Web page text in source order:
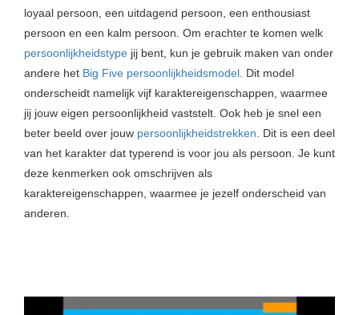
loyaal persoon, een uitdagend persoon, een enthousiast
persoon en een kalm persoon. Om erachter te komen welk
persoonlijkheidstype jij bent, kun je gebruik maken van onder
andere het Big Five persoonlijkheidsmodel . Dit model
onderscheidt namelijk vijf karaktereigenschappen, waarmee
jij jouw eigen persoonlijkheid vaststelt. Ook heb je snel een
beter beeld over jouw persoonlijkheidstrekken . Dit is een deel
van het karakter dat typerend is voor jou als persoon. Je kunt
deze kenmerken ook omschrijven als
karaktereigenschappen, waarmee je jezelf onderscheid van
anderen.